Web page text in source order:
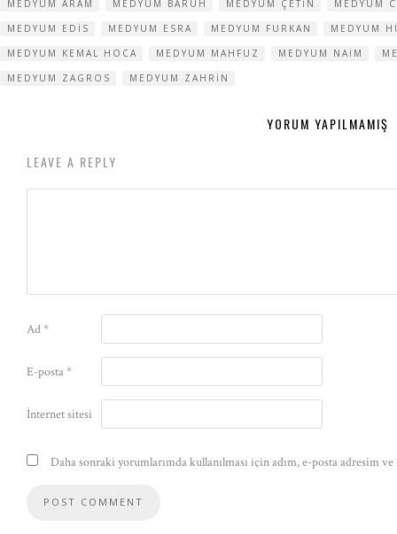
MEDYUM ARAM MEDYUM BARUH MEDYUM ÇETIN
MEDYUM
MEDYUM EDIS
MEDYUM ESRA MEDYUM FURKAN
MEDYUM
MEDYUM KEMAL HOCA
MEDYUM MAHFUZ MEDYUM NAIM
MEDYUM ZAGROS
MEDYUM ZAHRIN
YORUM YAPILMAMIŞ
LEAVE A REPLY
Ad*
E-posta*
İnternet sitesi
Daha sonraki yorumlarımda kullanılması için adım, e-posta adresim